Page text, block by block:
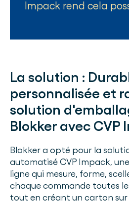
Impack rend cela
La solution :
personnalisée et
solution
Blokker avec CVP
Blokker a opté pour la
automatisé CVP Impack,
ligne qui mesure, forme,
chaque commande toutes
tout en créant un carton